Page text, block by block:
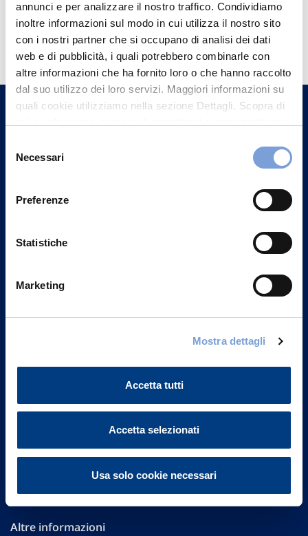
annunci e per analizzare il nostro traffico. Condividiamo
inoltre informazioni sul modo in cui utilizza il nostro sito
con i nostri partner che si occupano di analisi dei dati
web e di pubblicità, i quali potrebbero combinarle con
altre informazioni che ha fornito loro o che hanno raccolto
dal suo utilizzo dei loro servizi. Maggiori informazioni su
quali cookie utilizziamo nella sezione Dettagli. Scopra di
può trovare nel footer del sito nella sezione "Informativa
delNecessari
Preferenze
Statistiche
Marketing
Mostra dettagli
Accetta tutti
Accetta selezionati
Usa solo cookie necessari
Hai bisogno di
informazioni?
Trova l'Agenzia più vicina a te e parla con
un nostro Agente.
Governance
Investor Relations
Altre informazioni